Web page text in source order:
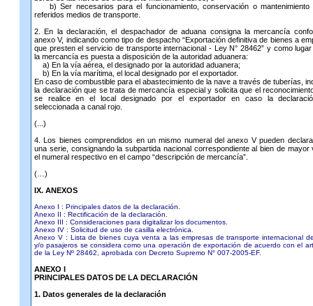
b) Ser necesarios para el funcionamiento, conservación o mantenimiento
referidos medios de transporte.
2. En la declaración, el despachador de aduana consigna la mercancía
anexo V, indicando como tipo de despacho “Exportación definitiva de bienes a
que presten el servicio de transporte internacional - Ley N° 28462” y como
la mercancía es puesta a disposición de la autoridad aduanera:
a) En la vía aérea, el designado por la autoridad aduanera;
b) En la vía marítima, el local designado por el exportador.
En caso de combustible para el abastecimiento de la nave a través de tuberías,
la declaración que se trata de mercancía especial y solicita que el
se realice en el local designado por el exportador en caso la
seleccionada a canal rojo.
(...)
4. Los bienes comprendidos en un mismo numeral del anexo V pueden
una serie, consignando la subpartida nacional correspondiente al bien de mayor
el numeral respectivo en el campo “descripción de mercancía”.
(…)
IX. ANEXOS
Anexo I : Principales datos de la declaración.
Anexo II : Rectificación de la declaración.
Anexo III : Consideraciones para digitalizar los documentos.
Anexo IV : Solicitud de uso de casilla electrónica.
Anexo V : Lista de bienes cuya venta a las empresas de transporte internacional
y/o pasajeros se considera como una operación de exportación de acuerdo con el
de la Ley Nº 28462, aprobada con Decreto Supremo N° 007-2005-EF.
ANEXO I
PRINCIPALES DATOS DE LA DECLARACIÓN
1. Datos generales de la declaración